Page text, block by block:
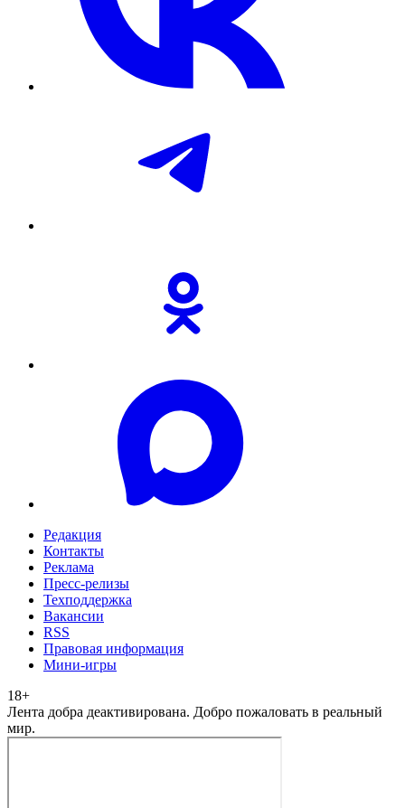
Редакция
Контакты
Реклама
Пресс-релизы
Техподдержка
Вакансии
RSS
Правовая информация
Мини-игры
18+
Лента добра деактивирована. Добро пожаловать в реальный
мир.